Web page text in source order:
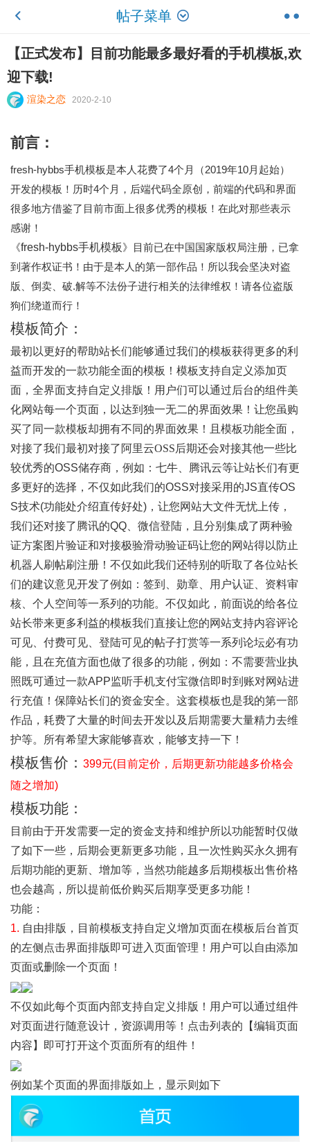
帖子菜单
【正式发布】目前功能最多最好看的手机模板,欢
迎下载!
渲染之恋 2020-2-10
前言 ：
fresh-hybbs手机模板是本人花费了4个月（2019年10月起始）
开发的模板 ！ 历时4个月，后端代码全原创 ， 前端的代码和界面
很多地方借鉴了目前市面上很多优秀的模板！在此对那些表示
感谢！
《fresh-hybbs手机模板》目前已在中国国家版权局注册， 已拿
到著作权证书！由于是本人的第一部作品！所以我会坚决对盗
版、倒卖、破.解等不法份子进行相关的法律维权！请各位盗版
狗们绕道而行！
模板简介：
最初以更好的帮助站长们能够通过我们的模板获得更多的利
益而开发的一款功能全面的模板！模板支持自定义添加页
面，全界面支持自定义排版！用户们可以通过后台的组件美
化网站每一个页面，以达到独一无二的界面效果！让您虽购
买了同一款模板却拥有不同的界面效果！且模板功能全面，
对接了我们最初对接了阿里云OSS后期还会对接其他一些比
较优秀的OSS储存商，例如：七牛、腾讯云等让站长们有更
多更好的选择，不仅如此我们的OSS对接采用的JS直传OS
S技术(功能处介绍直传好处) ，让您网站大文件无忧上传，
我们还对接了腾讯的QQ 、微信登陆，且分别集成了两种验
证方案图片验证和对接极验滑动验证码让您的网站得以防止
机器人刷帖刷注册！不仅如此我们还特别的听取了各位站长
们的建议意见开发了例如：签到、勋章、用户认证、资料审
核、个人空间等一系列的功能。不仅如此，前面说的给各位
站长带来更多利益的模板我们直接让您的网站支持内容评论
可见、付费可见、登陆可见的帖子打赏等一系列论坛必有功
能，且在充值方面也做了很多的功能，例如：不需要营业执
照既可通过一款APP监听手机支付宝微信即时到账对网站进
行充值！保障站长们的资金安全。这套模板也是我的第一部
作品，耗费了大量的时间去开发以及后期需要大量精力去维
护等。所有希望大家能够喜欢，能够支持一下！
模板售价 ： 399元(目前定价，后期更新功能越多价格会
随之增加)
模板功能 ：
目前由于开发需要一定的资金支持和维护所以功能暂时仅做
了如下一些，后期会更新更多功能，且一次性购买永久拥有
后期功能的更新、增加等，当然功能越多后期模板出售价格
也会越高，所以提前低价购买后期享受更多功能！
功能：
1. 自由排版，目前模板支持自定义增加页面在模板后台首页
的左侧点击界面排版即可进入页面管理！用户可以自由添加
页面或删除一个页面！
不仅如此每个页面内部支持自定义排版！用户可以通过组件
对页面进行随意设计，资源调用等！点击列表的【编辑页面
内容 】即可打开这个页面所有的组件！
例如某个页面的界面排版如上，显示则如下